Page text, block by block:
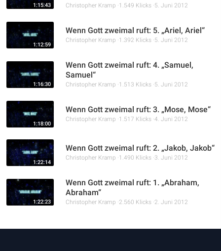
1:15:43 Christopher Kramp 1.549 Klicks 5. Juni 2012
1:12:59
Wenn Gott zweimal ruft: 5. „Ariel, Ariel“
Christopher Kramp 1.392 Klicks 5. Juni 2012
1:16:30
Wenn Gott zweimal ruft: 4. „Samuel,
Samuel“
Christopher Kramp 1.513 Klicks 5. Juni 2012
1:18:00
Wenn Gott zweimal ruft: 3. „Mose, Mose“
Christopher Kramp 1.517 Klicks 4. Juni 2012
1:22:14
Wenn Gott zweimal ruft: 2. „Jakob, Jakob“
Christopher Kramp 1.490 Klicks 3. Juni 2012
1:22:23
Wenn Gott zweimal ruft: 1. „Abraham,
Abraham“
Christopher Kramp 2.560 Klicks 2. Juni 2012